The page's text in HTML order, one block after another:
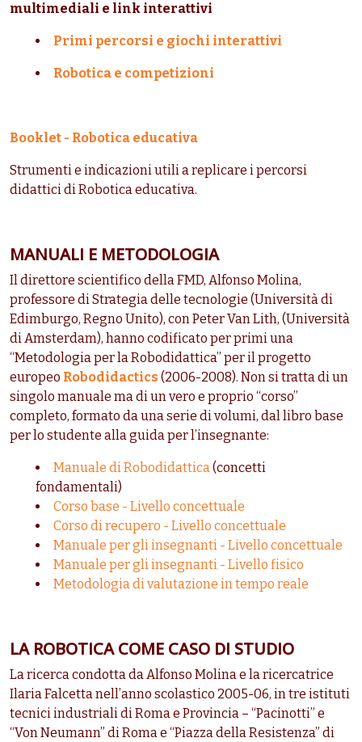
multimediali e link interattivi
Primi percorsi e giochi interattivi
Robotica e competizioni
Booklet - Robotica educativa
Strumenti e indicazioni utili a replicare i percorsi
didattici di Robotica educativa.
MANUALI E METODOLOGIA
Il direttore scientifico della FMD, Alfonso Molina,
professore di Strategia delle tecnologie (Università di
Edimburgo, Regno Unito), con Peter Van Lith, (Università
di Amsterdam), hanno codificato per primi una
“Metodologia per la Robodidattica” per il progetto
europeo Robodidactics (2006-2008). Non si tratta di un
singolo manuale ma di un vero e proprio “corso”
completo, formato da una serie di volumi, dal libro base
per lo studente alla guida per l’insegnante:
Manuale di Robodidattica(concetti
fondamentali)
Corso base - Livello concettuale
Corso di recupero - Livello concettuale
Manuale per gli insegnanti - Livello concettuale
Manuale per gli insegnanti - Livello fisico
Metodologia di valutazione in tempo reale
LA ROBOTICA COME CASO DI STUDIO
La ricerca condotta da Alfonso Molina e la ricercatrice
Ilaria Falcetta nell’anno scolastico 2005-06, in tre istituti
tecnici industriali di Roma e Provincia – “Pacinotti” e
“Von Neumann” di Roma e “Piazza della Resistenza” di